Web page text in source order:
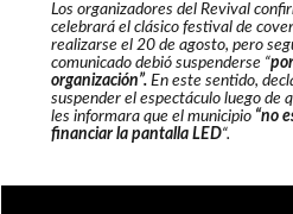
Los organizadores del Revival
celebrará el clásico festival de
realizarse el 20 de agosto, pero
comunicado debió suspenderse “
organización”.En este sentido,
suspender el espectáculo luego de
les informara que el municipio “no
financiar la pantalla LED“.